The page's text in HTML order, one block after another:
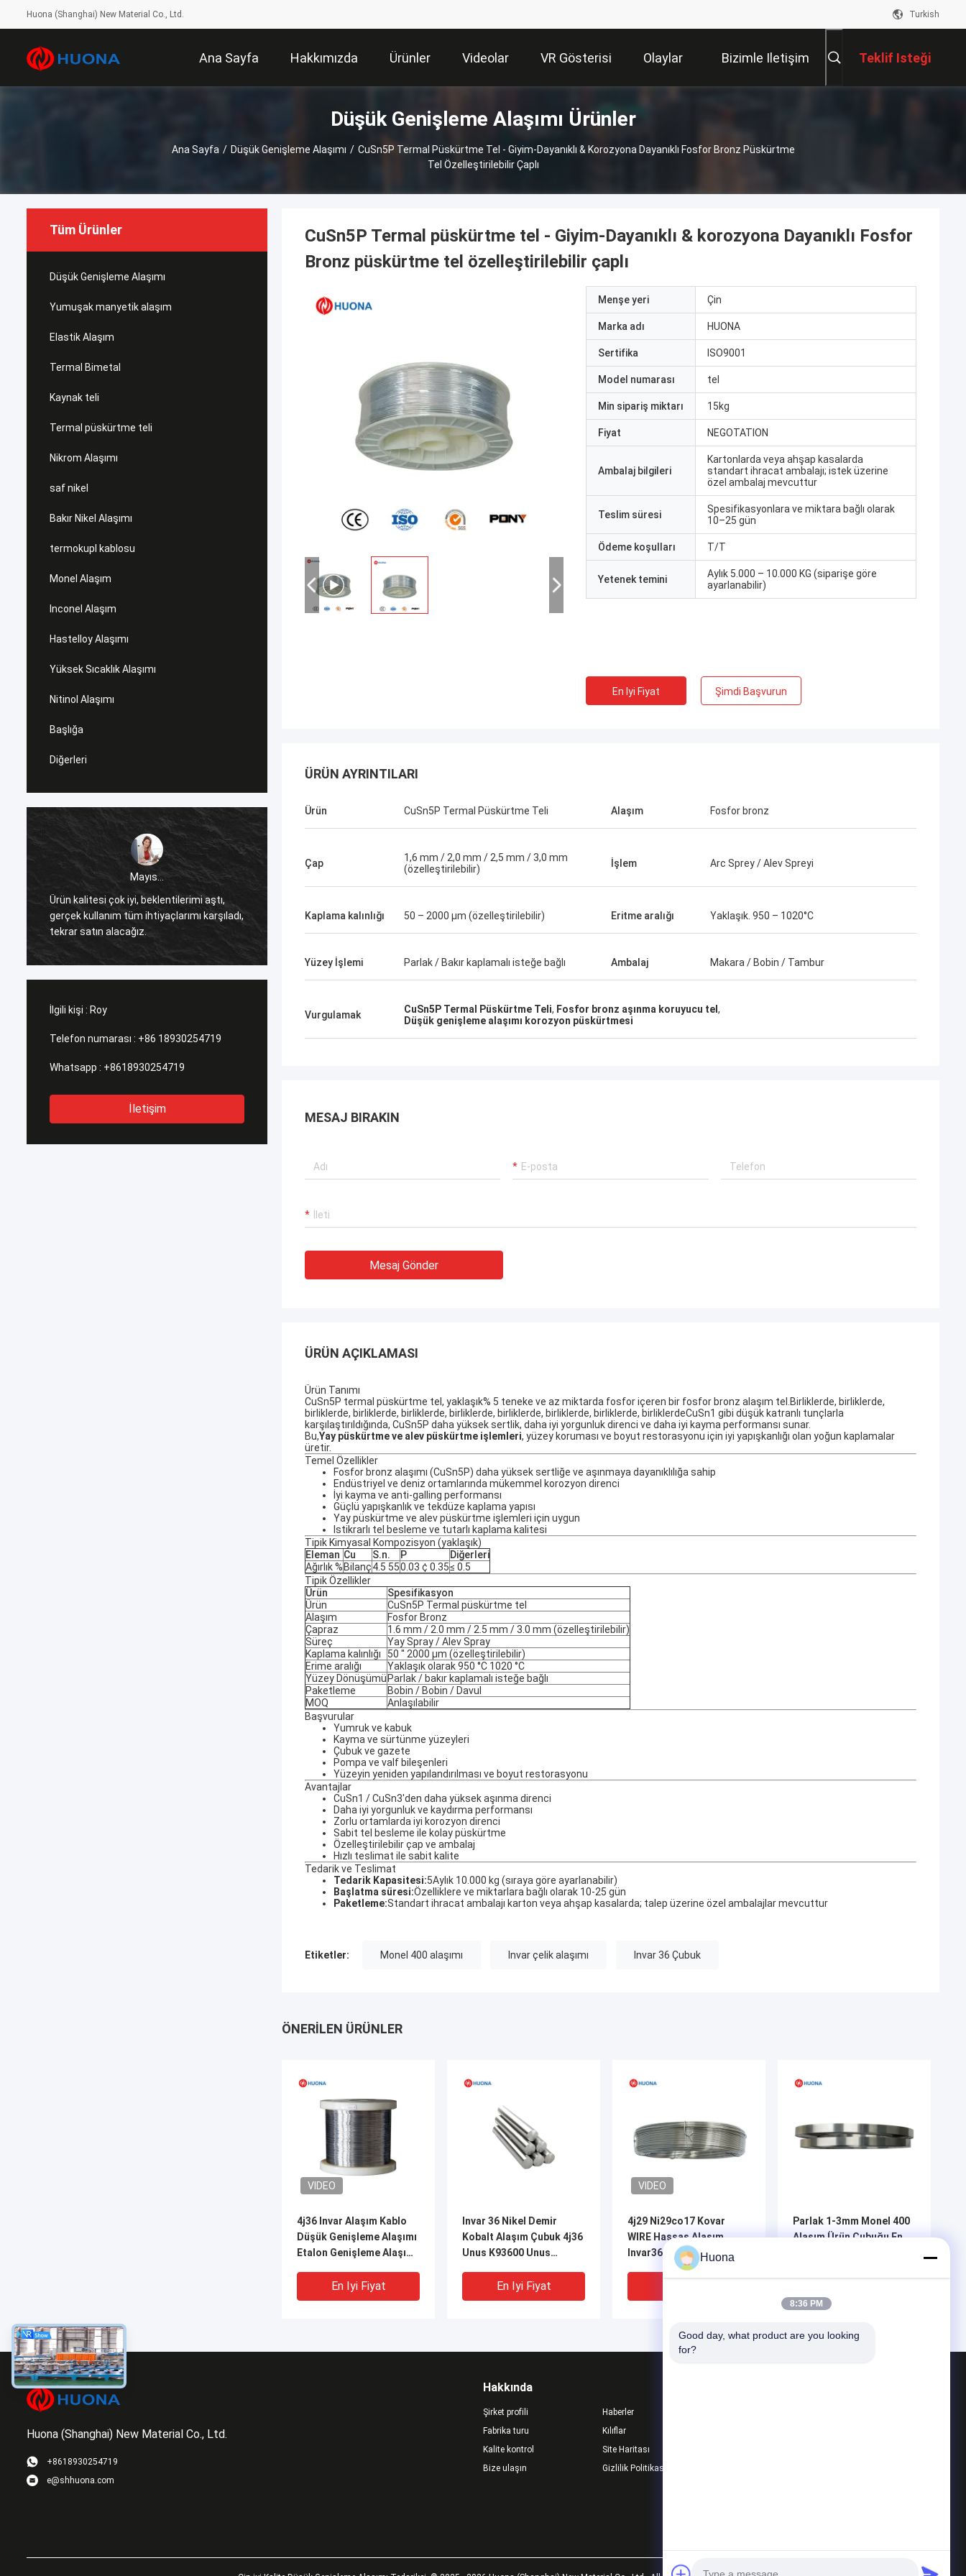
Huona (Shanghai) New Material Co., Ltd. Turkish
Ana Sayfa Hakkımızda Ürünler Videolar VR Gösterisi Olaylar Bizimle Iletişim Teklif Isteği
Düşük Genişleme Alaşımı Ürünler
Ana Sayfa / Düşük Genişleme Alaşımı / CuSn5P Termal Püskürtme Tel - Giyim-Dayanıklı & Korozyona Dayanıklı Fosfor Bronz Püskürtme
Tel Özelleştirilebilir Çaplı
Tüm Ürünler
Düşük Genişleme Alaşımı
Yumuşak manyetik alaşım
Elastik Alaşım
Termal Bimetal
Kaynak teli
Termal püskürtme teli
Nikrom Alaşımı
saf nikel
Bakır Nikel Alaşımı
termokupl kablosu
Monel Alaşım
Inconel Alaşım
Hastelloy Alaşımı
Yüksek Sıcaklık Alaşımı
Nitinol Alaşımı
Başlığa
Diğerleri
Mayıs...
Ürün kalitesi çok iyi, beklentilerimi aştı,
gerçek kullanım tüm ihtiyaçlarımı karşıladı,
tekrar satın alacağız.
Matthew...
çok sorumluluk sahibi bir hanımefendi.
Huona'nın ürünlerinin kalitesi oldukça iyi.
ambalaj, iyi ürün kalitesi, iyi fiyat -
memnunuz.
İlgili kişi : Roy
Telefon numarası : +86 18930254719
Whatsapp : +8618930254719
İletişim
CuSn5P Termal püskürtme tel - Giyim-Dayanıklı & korozyona Dayanıklı Fosfor
Bronz püskürtme tel özelleştirilebilir çaplı
Menşe yeri Çin
Marka adı HUONA
Sertifika ISO9001
Model numarası tel
Min sipariş miktarı 15kg
Fiyat NEGOTATION
Ambalaj bilgileri
Kartonlarda veya ahşap kasalarda
standart ihracat ambalajı; istek üzerine
özel ambalaj mevcuttur
Teslim süresi
Spesifikasyonlara ve miktara bağlı olarak
10–25 gün
Ödeme koşulları T/T
Yetenek temini
Aylık 5.000 – 10.000 KG (siparişe göre
ayarlanabilir)
En Iyi Fiyat Şimdi Başvurun
ÜRÜN AYRINTILARI
Ürün CuSn5P Termal Püskürtme Teli Alaşım Fosfor bronz
Çap
1,6 mm / 2,0 mm / 2,5 mm / 3,0 mm
(özelleştirilebilir)
İşlem Arc Sprey / Alev Spreyi
Kaplama kalınlığı 50 – 2000 μm (özelleştirilebilir) Eritme aralığı Yaklaşık. 950 – 1020°C
Yüzey İşlemi Parlak / Bakır kaplamalı isteğe bağlı Ambalaj Makara / Bobin / Tambur
Vurgulamak CuSn5P Termal Püskürtme Teli, Fosfor bronz aşınma koruyucu tel ,
Düşük genişleme alaşımı korozyon püskürtmesi
MESAJ BIRAKIN
Mesaj Gönder
ÜRÜN AÇIKLAMASI
Ürün Tanımı
CuSn5P termal püskürtme tel, yaklaşık% 5 teneke ve az miktarda fosfor içeren bir fosfor bronz alaşım tel.Birliklerde, birliklerde,
birliklerde, birliklerde, birliklerde, birliklerde, birliklerde, birliklerde, birliklerde, birliklerdeCuSn1 gibi düşük katranlı tunçlarla
karşılaştırıldığında, CuSn5P daha yüksek sertlik, daha iyi yorgunluk direnci ve daha iyi kayma performansı sunar.
Bu,Yay püskürtme ve alev püskürtme işlemleri, yüzey koruması ve boyut restorasyonu için iyi yapışkanlığı olan yoğun kaplamalar
üretir.
Temel Özellikler
Fosfor bronz alaşımı (CuSn5P) daha yüksek sertliğe ve aşınmaya dayanıklılığa sahip
Endüstriyel ve deniz ortamlarında mükemmel korozyon direnci
İyi kayma ve anti-galling performansı
Güçlü yapışkanlık ve tekdüze kaplama yapısı
Yay püskürtme ve alev püskürtme işlemleri için uygun
Istikrarlı tel besleme ve tutarlı kaplama kalitesi
Tipik Kimyasal Kompozisyon (yaklaşık)
Eleman Cu S.n. P
Diğerleri
Ağırlık % Bilanç4.5 550.03 ¢ 0.35≤ 0.5
Tipik Özellikler
Ürün
Spesifikasyon
Ürün
CuSn5P Termal püskürtme tel
Alaşım
Fosfor Bronz
Çapraz
1.6 mm / 2.0 mm / 2.5 mm / 3.0 mm (özelleştirilebilir)
Süreç
Yay Spray / Alev Spray
Kaplama kalınlığı
50 ′′ 2000 μm (özelleştirilebilir)
Erime aralığı
Yaklaşık olarak 950 °C 1020 °C
Yüzey Dönüşümü Parlak / bakır kaplamalı isteğe bağlı
Paketleme
Bobin / Bobin / Davul
MOQ
Anlaşılabilir
Başvurular
Yumruk ve kabuk
Kayma ve sürtünme yüzeyleri
Çubuk ve gazete
Pompa ve valf bileşenleri
Yüzeyin yeniden yapılandırılması ve boyut restorasyonu
Avantajlar
CuSn1 / CuSn3'den daha yüksek aşınma direnci
Daha iyi yorgunluk ve kaydırma performansı
Zorlu ortamlarda iyi korozyon direnci
Sabit tel besleme ile kolay püskürtme
Özelleştirilebilir çap ve ambalaj
Hızlı teslimat ile sabit kalite
Tedarik ve Teslimat
Tedarik Kapasitesi:5Aylık 10.000 kg (sıraya göre ayarlanabilir)
Başlatma süresi:Özelliklere ve miktarlara bağlı olarak 10-25 gün
Paketleme:Standart ihracat ambalajı karton veya ahşap kasalarda; talep üzerine özel ambalajlar mevcuttur
Etiketler: Monel 400 alaşımı Invar çelik alaşımı Invar 36 Çubuk
ÖNERILEN ÜRÜNLER
VIDEO
4j36 Invar Alaşım Kablo
Düşük Genişleme Alaşımı
Etalon Genişleme Alaşımı
En Iyi Fiyat
Invar 36 Nikel Demir
Kobalt Alaşım Çubuk 4j36
Unus K93600 Unus
En Iyi Fiyat
VIDEO
4j29 Ni29co17 Kovar
WIRE Hassas Alaşım
Invar36 4j42 Demir Nikel
Sabit Genişleme Tel
Parlak 1-3mm Monel 400
Alaşım Ürün Çubuğu En
VIDEO
Huona (Shanghai) New Material Co., Ltd.
+8618930254719
e@shhuona.com
Hakkında
Şirket profili
Fabrika turu
Kalite kontrol
Bize ulaşın
Haberler
Kılıflar
Site Haritası
Gizlilik Politikası
Huona
8:36 PM
Good day, what product are you looking
for?